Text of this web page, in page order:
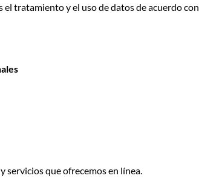
el tratamiento y el uso de datos de acuerdo con
que ofrecemos en línea.